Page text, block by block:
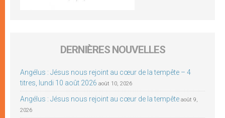
DERNIÈRES NOUVELLES
Angélus : Jésus nous rejoint au cœur de la tempête – 4
titres, lundi 10 août 2026 août 10, 2026
Angélus : Jésus nous rejoint au cœur de la tempête août 9,
2026